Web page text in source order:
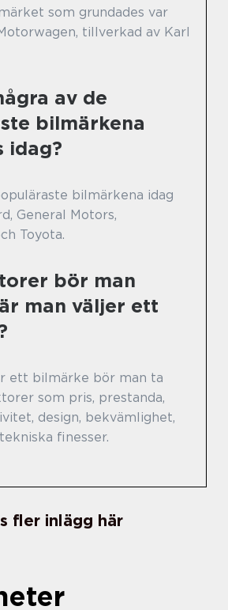
som grundades var
tillverkad av Karl
av de
bilmärkena
idag?
bilmärkena idag
General Motors,
Toyota.
bör man
man väljer ett
ett bilmärke bör man ta
som pris, prestanda,
design, bekvämlighet,
finesser.
fler inlägg här